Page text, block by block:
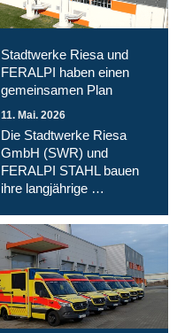
Stadtwerke Riesa und
FERALPI haben einen
gemeinsamen Plan
11. Mai. 2026
Die Stadtwerke Riesa
GmbH (SWR) und
FERALPI STAHL bauen
ihre langjährige …